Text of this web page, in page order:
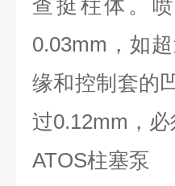
查挺柱体。
0.03mm，如
缘和控制套的
过0.12mm，必
ATOS柱塞泵